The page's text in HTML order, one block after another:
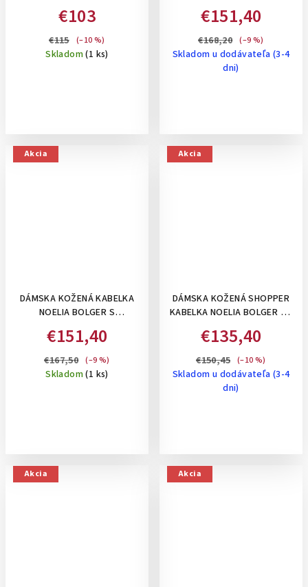
VNÚTORNÝM ORGANIZÉROM-
ČIERNA
€103
€115 (–10 %)
Skladom(1 ks)
STREDNÁ - ČIERNA
€151,40
€168,20 (–9 %)
Skladom u dodávateľa (3-4
dni)
Akcia
DÁMSKA KOŽENÁ KABELKA
NOELIA BOLGER S
VEĽKÁ- KOŇAKOVÁ
€151,40
€167,50 (–9 %)
Skladom(1 ks)
Akcia
DÁMSKA KOŽENÁ SHOPPER
KABELKA NOELIA BOLGER VO
€135,40
€150,45 (–10 %)
Skladom u dodávateľa (3-4
dni)
Akcia Akcia